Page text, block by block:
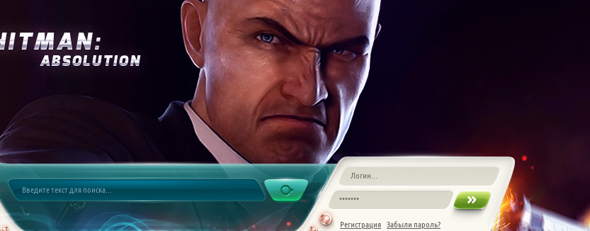
Регистрация Забыли пароль?